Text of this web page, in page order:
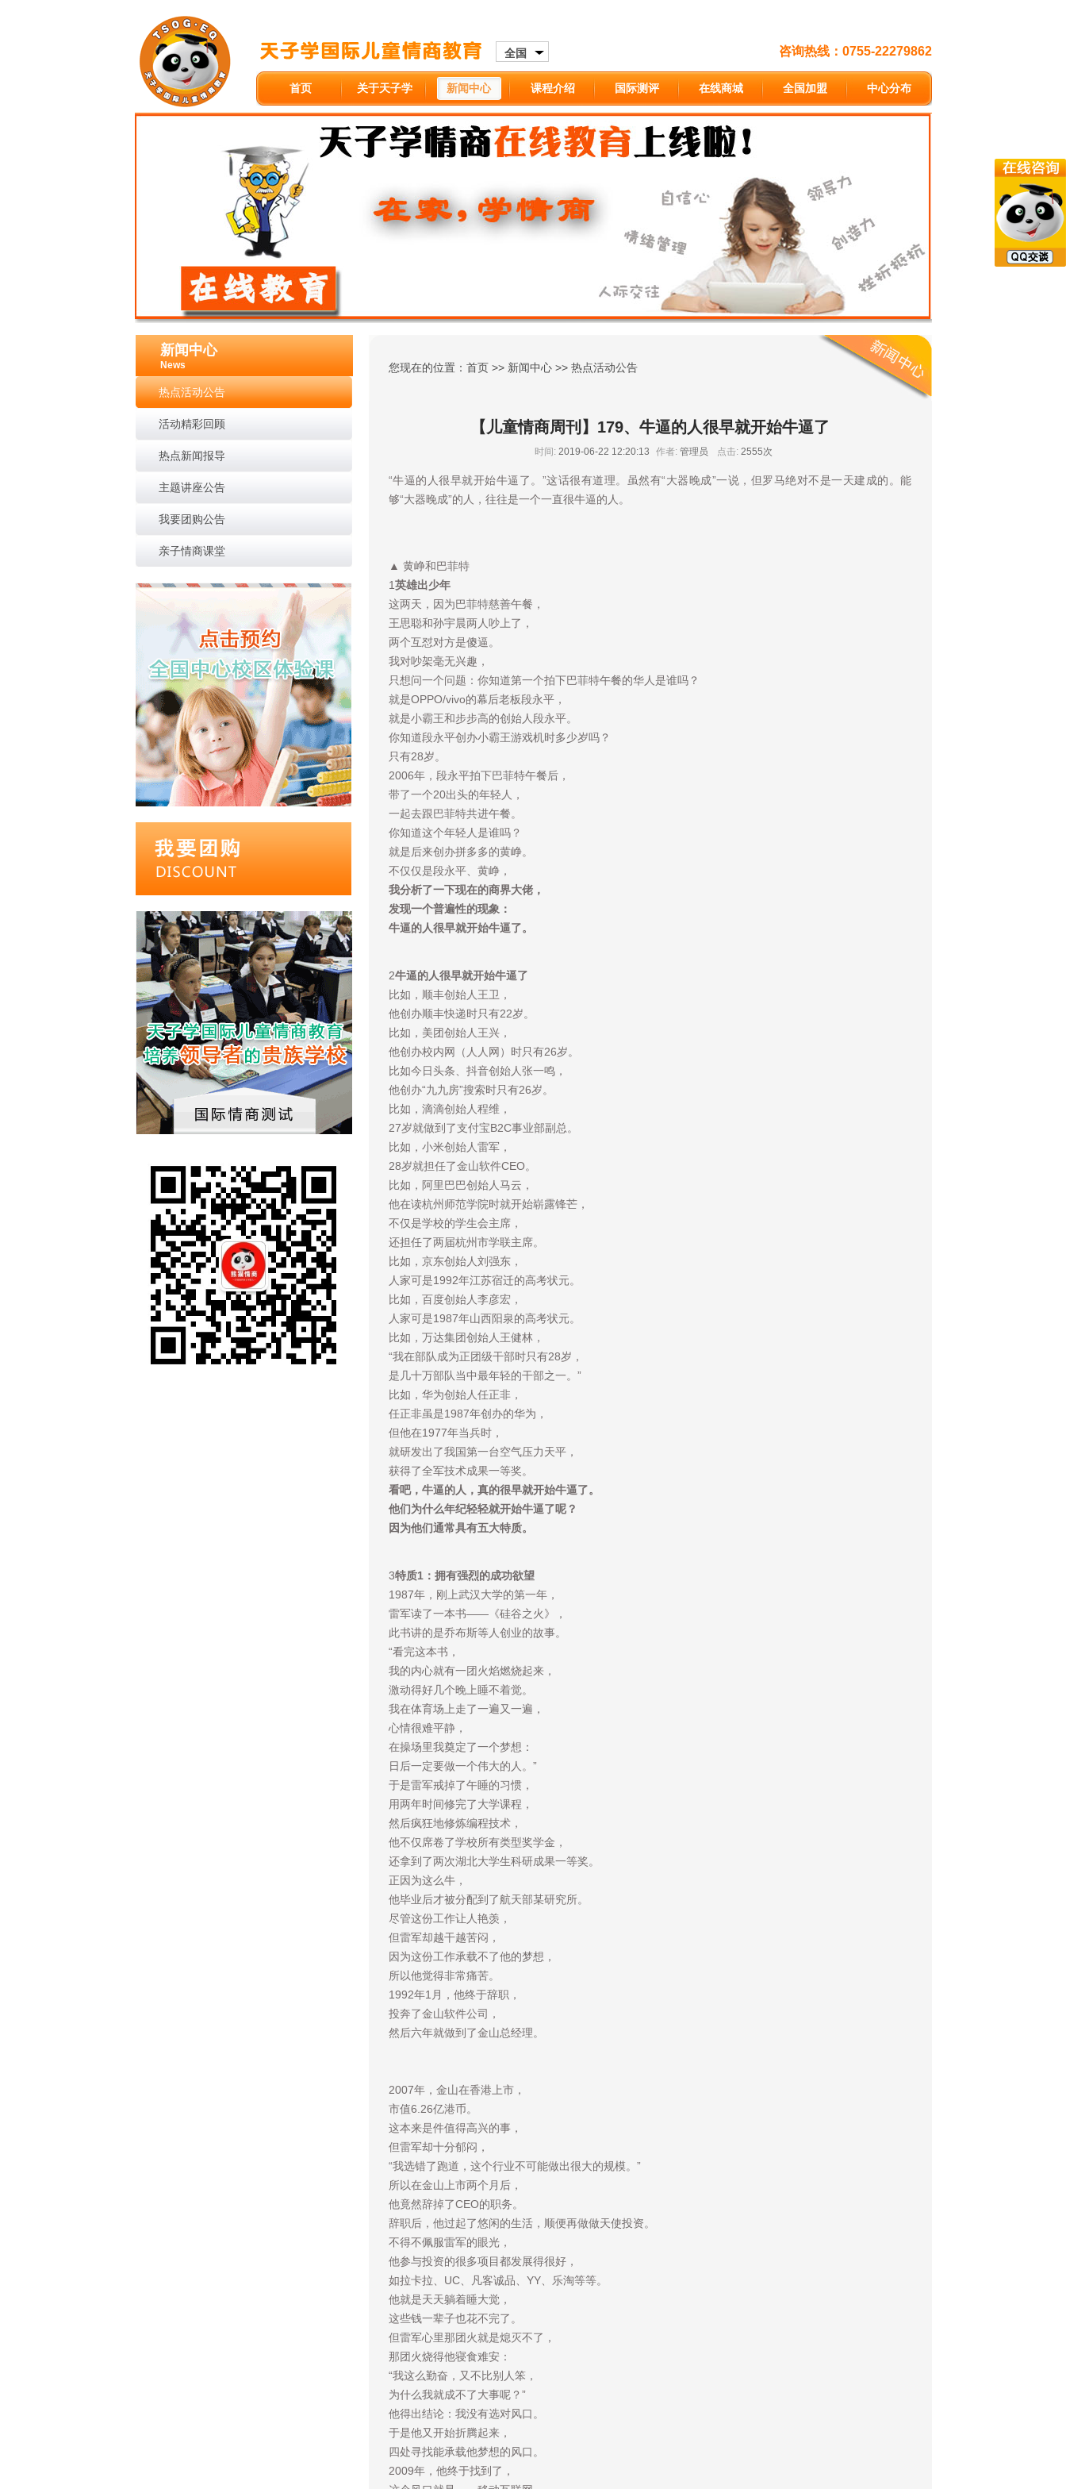
全国 咨询热线：0755-22279862
首页 关于天子学 新闻中心 课程介绍 国际测评 在线商城 全国加盟 中心分布
新闻中心
News
热点活动公告
活动精彩回顾
热点新闻报导
主题讲座公告
我要团购公告
亲子情商课堂
您现在的位置：首页 >> 新闻中心 >> 热点活动公告
【儿童情商周刊】179、牛逼的人很早就开始牛逼了
时间: 2019-06-22 12:20:13 作者: 管理员 点击: 2555次
“牛逼的人很早就开始牛逼了。”这话很有道理。虽然有“大器晚成”一说，但罗马绝对不是一天建成的。能
够“大器晚成”的人，往往是一个一直很牛逼的人。
▲ 黄峥和巴菲特
1英雄出少年
这两天，因为巴菲特慈善午餐，
王思聪和孙宇晨两人吵上了，
两个互怼对方是傻逼。
我对吵架毫无兴趣，
只想问一个问题：你知道第一个拍下巴菲特午餐的华人是谁吗？
就是OPPO/vivo的幕后老板段永平，
就是小霸王和步步高的创始人段永平。
你知道段永平创办小霸王游戏机时多少岁吗？
只有28岁。
2006年，段永平拍下巴菲特午餐后，
带了一个20出头的年轻人，
一起去跟巴菲特共进午餐。
你知道这个年轻人是谁吗？
就是后来创办拼多多的黄峥。
不仅仅是段永平、黄峥，
我分析了一下现在的商界大佬，
发现一个普遍性的现象：
牛逼的人很早就开始牛逼了。
2牛逼的人很早就开始牛逼了
比如，顺丰创始人王卫，
他创办顺丰快递时只有22岁。
比如，美团创始人王兴，
他创办校内网（人人网）时只有26岁。
比如今日头条、抖音创始人张一鸣，
他创办“九九房”搜索时只有26岁。
比如，滴滴创始人程维，
27岁就做到了支付宝B2C事业部副总。
比如，小米创始人雷军，
28岁就担任了金山软件CEO。
比如，阿里巴巴创始人马云，
他在读杭州师范学院时就开始崭露锋芒，
不仅是学校的学生会主席，
还担任了两届杭州市学联主席。
比如，京东创始人刘强东，
人家可是1992年江苏宿迁的高考状元。
比如，百度创始人李彦宏，
人家可是1987年山西阳泉的高考状元。
比如，万达集团创始人王健林，
“我在部队成为正团级干部时只有28岁，
是几十万部队当中最年轻的干部之一。”
比如，华为创始人任正非，
任正非虽是1987年创办的华为，
但他在1977年当兵时，
就研发出了我国第一台空气压力天平，
获得了全军技术成果一等奖。
看吧，牛逼的人，真的很早就开始牛逼了。
他们为什么年纪轻轻就开始牛逼了呢？
因为他们通常具有五大特质。
3特质1：拥有强烈的成功欲望
1987年，刚上武汉大学的第一年，
雷军读了一本书——《硅谷之火》，
此书讲的是乔布斯等人创业的故事。
“看完这本书，
我的内心就有一团火焰燃烧起来，
激动得好几个晚上睡不着觉。
我在体育场上走了一遍又一遍，
心情很难平静，
在操场里我奠定了一个梦想：
日后一定要做一个伟大的人。”
于是雷军戒掉了午睡的习惯，
用两年时间修完了大学课程，
然后疯狂地修炼编程技术，
他不仅席卷了学校所有类型奖学金，
还拿到了两次湖北大学生科研成果一等奖。
正因为这么牛，
他毕业后才被分配到了航天部某研究所。
尽管这份工作让人艳羡，
但雷军却越干越苦闷，
因为这份工作承载不了他的梦想，
所以他觉得非常痛苦。
1992年1月，他终于辞职，
投奔了金山软件公司，
然后六年就做到了金山总经理。
2007年，金山在香港上市，
市值6.26亿港币。
这本来是件值得高兴的事，
但雷军却十分郁闷，
“我选错了跑道，这个行业不可能做出很大的规模。”
所以在金山上市两个月后，
他竟然辞掉了CEO的职务。
辞职后，他过起了悠闲的生活，顺便再做做天使投资。
不得不佩服雷军的眼光，
他参与投资的很多项目都发展得很好，
如拉卡拉、UC、凡客诚品、YY、乐淘等等。
他就是天天躺着睡大觉，
这些钱一辈子也花不完了。
但雷军心里那团火就是熄灭不了，
那团火烧得他寝食难安：
“我这么勤奋，又不比别人笨，
为什么我就成不了大事呢？”
他得出结论：我没有选对风口。
于是他又开始折腾起来，
四处寻找能承载他梦想的风口。
2009年，他终于找到了，